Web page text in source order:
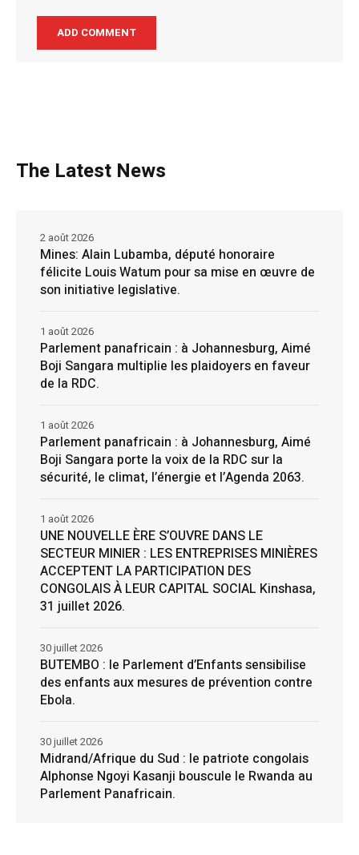
The Latest News
Mines: Alain Lubamba, député honoraire
félicite Louis Watum pour sa mise en œuvre de
son initiative legislative.
2 août 2026
Parlement panafricain : à Johannesburg, Aimé
Boji Sangara multiplie les plaidoyers en faveur
de la RDC.
1 août 2026
Parlement panafricain : à Johannesburg, Aimé
Boji Sangara porte la voix de la RDC sur la
sécurité, le climat, l’énergie et l’Agenda 2063.
1 août 2026
UNE NOUVELLE ÈRE S’OUVRE DANS LE
SECTEUR MINIER : LES ENTREPRISES MINIÈRES
ACCEPTENT LA PARTICIPATION DES
CONGOLAIS À LEUR CAPITAL SOCIAL Kinshasa,
31 juillet 2026.
1 août 2026
BUTEMBO : le Parlement d’Enfants sensibilise
des enfants aux mesures de prévention contre
Ebola.
30 juillet 2026
Midrand/Afrique du Sud : le patriote congolais
Alphonse Ngoyi Kasanji bouscule le Rwanda au
Parlement Panafricain.
30 juillet 2026